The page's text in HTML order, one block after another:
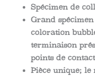
Spécimen de
Grand
coloration
terminaison
points de
Pièce unique; le